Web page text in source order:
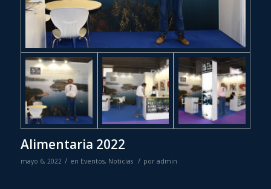
Alimentaria 2022
mayo 6, 2022 / en Eventos, Noticias / por admin